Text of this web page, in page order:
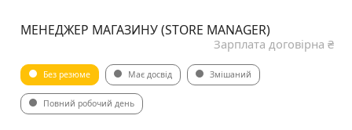
МЕНЕДЖЕР МАГАЗИНУ (STORE MANAGER)
Зарплата договірна ₴
Без резюме Має досвід Змішаний
Повний робочий день